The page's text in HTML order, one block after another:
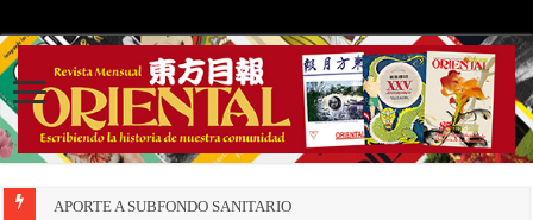
APORTE A SUBFONDO SANITARIO